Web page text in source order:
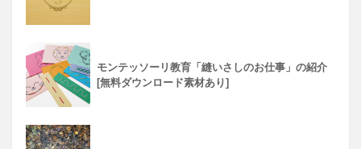
モンテッソーリ教育「縫いさしのお仕事」の紹介
[無料ダウンロード素材あり]